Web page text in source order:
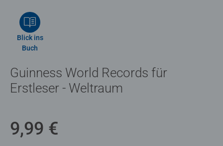
Blick ins
Buch
Guinness World Records für
Erstleser - Weltraum
9,99 €